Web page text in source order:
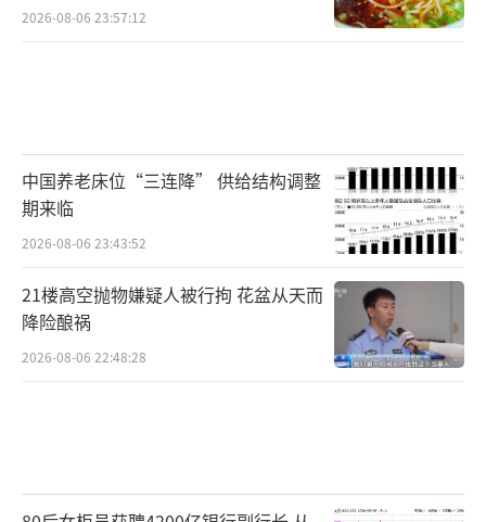
2026-08-06 23:57:12
中国养老床位“三连降” 供给结构调整
期来临
2026-08-06 23:43:52
21楼高空抛物嫌疑人被行拘 花盆从天而
降险酿祸
2026-08-06 22:48:28